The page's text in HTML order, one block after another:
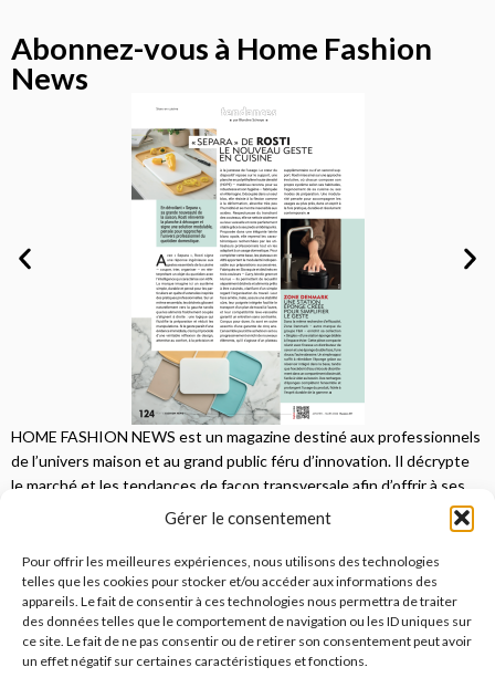
Gérer le consentement
Pour offrir les meilleures expériences, nous utilisons des technologies
telles que les cookies pour stocker et/ou accéder aux informations des
appareils. Le fait de consentir à ces technologies nous permettra de traiter
des données telles que le comportement de navigation ou les ID uniques sur
ce site. Le fait de ne pas consentir ou de retirer son consentement peut avoir
un effet négatif sur certaines caractéristiques et fonctions.
Abonnez-vous à Home Fashion
News
HOME FASHION NEWS est un magazine destiné aux professionnels
de l’univers maison et au grand public féru d’innovation. Il décrypte
le marché et les tendances de façon transversale afin d’offrir à ses
lecteurs une vision complète.
JE M'ABONNE